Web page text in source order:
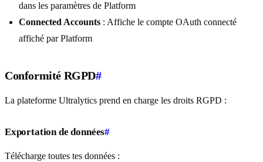
dans les paramètres de Platform
Connected Accounts : Affiche le compte OAuth connecté
affiché par Platform
Conformité RGPD#
La plateforme Ultralytics prend en charge les droits RGPD :
Exportation de données#
Télécharge toutes tes données :